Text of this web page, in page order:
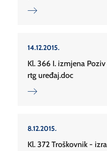
14.12.2015.
Kl. 366 I. izmjena
rtg uređaj.doc
8.12.2015.
Kl. 372 Troškovnik -